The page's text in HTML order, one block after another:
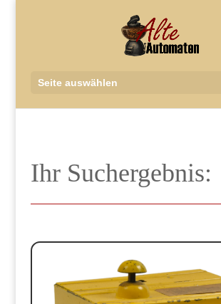
Seite auswählen
Ihr Suchergebnis: